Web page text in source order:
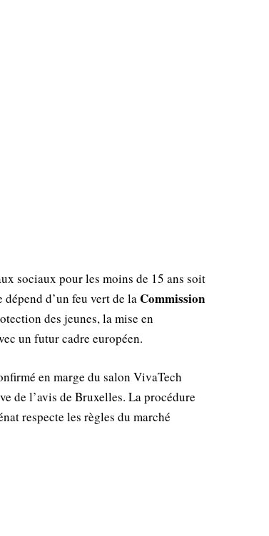
sociaux pour les moins de 15 ans soit
d’un feu vert de laCommission
des jeunes, la mise en
un futur cadre européen.
en marge du salon VivaTech
de l’avis de Bruxelles. La procédure
respecte les règles du marché